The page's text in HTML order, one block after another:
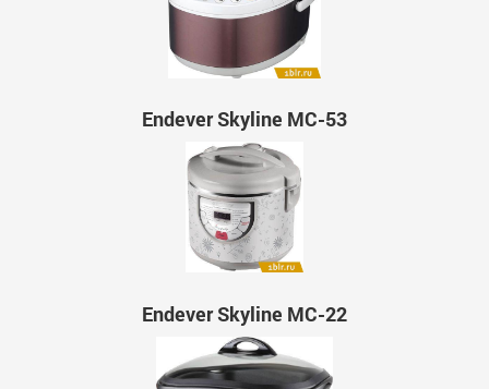
Endever Skyline MC-53
Endever Skyline MC-22